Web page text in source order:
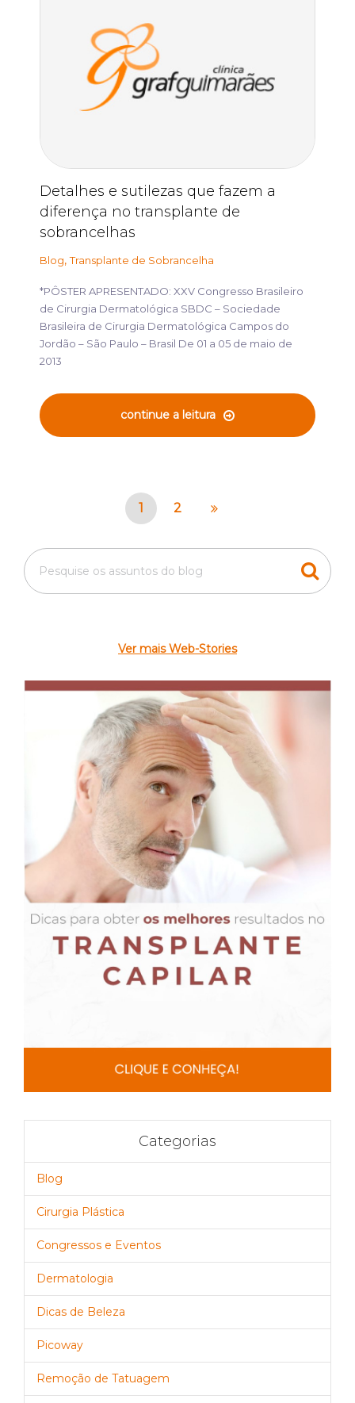
Detalhes e sutilezas que fazem a
diferença no transplante de
sobrancelhas
Blog,Transplante de Sobrancelha
*PÔSTER APRESENTADO: XXV Congresso Brasileiro
de Cirurgia Dermatológica SBDC – Sociedade
Brasileira de Cirurgia Dermatológica Campos do
Jordão – São Paulo – Brasil De 01 a 05 de maio de
2013
continue a leitura
1 2
Ver mais Web-Stories
Categorias
Blog
Cirurgia Plástica
Congressos e Eventos
Dermatologia
Dicas de Beleza
Picoway
Remoção de Tatuagem